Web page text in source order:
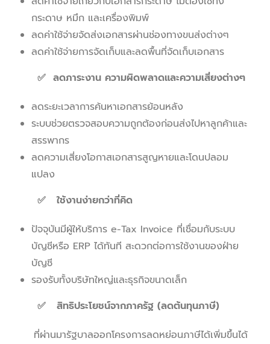
กระดาษ หมึก และเครื่องพิมพ์
ลดค่าใช้จ่ายจัดส่งเอกสารผ่านช่องทางขนส่งต่างๆ
ลดค่าใช้จ่ายการจัดเก็บและลดพื้นที่จัดเก็บเอกสาร
✅ ลดภาระงาน ความผิดพลาดและความเสี่ยงต่างๆ
ลดระยะเวลาการค้นหาเอกสารย้อนหลัง
ระบบช่วยตรวจสอบความถูกต้องก่อนส่งไปหาลูกค้าและ
สรรพากร
ลดความเสี่ยงโอกาสเอกสารสูญหายและโดนปลอม
แปลง
✅ ใช้งานง่ายกว่าที่คิด
ปัจจุบันมีผู้ให้บริการ e-Tax Invoice ที่เชื่อมกับระบบ
บัญชีหรือ ERP ได้ทันที สะดวกต่อการใช้งานของฝ่าย
บัญชี
รองรับทั้งบริษัทใหญ่และธุรกิจขนาดเล็ก
✅ สิทธิประโยชน์จากภาครัฐ (ลดต้นทุนภาษี)
ที่ผ่านมารัฐบาลออกโครงการลดหย่อนภาษีได้เพิ่มขึ้นได้